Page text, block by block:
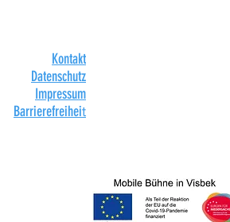
Kontakt
Datenschutz
Impressum
Barrierefreiheit